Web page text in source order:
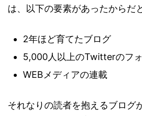
は、以下の要素があったからだ
2年ほど育てたブログ
5,000人以上のTwitterのフ
WEBメディアの連載
それなりの読者を抱えるブログ